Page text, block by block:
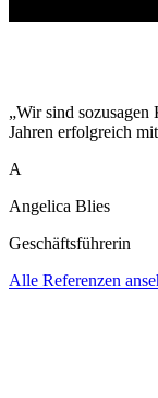
„Wir sind sozusagen
Jahren erfolgreich
A
Angelica Blies
Geschäftsführerin
Alle Referenzen